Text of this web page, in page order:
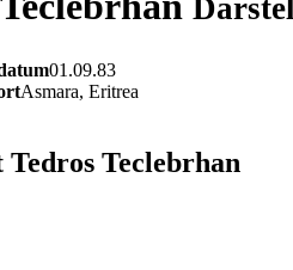
01.09.83
Asmara, Eritrea
Teclebrhan